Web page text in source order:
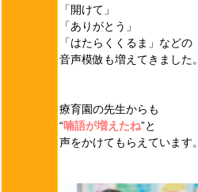
「開けて」
「ありがとう」
「はたらくくるま」などの
音声模倣も増えてきました。
療育園の先生からも
“喃語が増えたね”と
声をかけてもらえています。